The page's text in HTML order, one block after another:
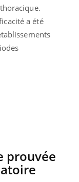
a été
prouvée